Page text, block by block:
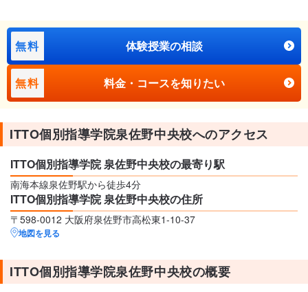
無料 体験授業の相談
無料 料金・コースを知りたい
ITTO個別指導学院泉佐野中央校へのアクセス
ITTO個別指導学院 泉佐野中央校の最寄り駅
南海本線泉佐野駅から徒歩4分
ITTO個別指導学院 泉佐野中央校の住所
〒598-0012 大阪府泉佐野市高松東1-10-37
地図を見る
ITTO個別指導学院泉佐野中央校の概要